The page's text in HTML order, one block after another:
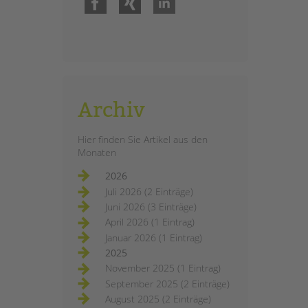
Archiv
Hier finden Sie Artikel aus den
Monaten
2026
Juli 2026 (2 Einträge)
Juni 2026 (3 Einträge)
April 2026 (1 Eintrag)
Januar 2026 (1 Eintrag)
2025
November 2025 (1 Eintrag)
September 2025 (2 Einträge)
August 2025 (2 Einträge)